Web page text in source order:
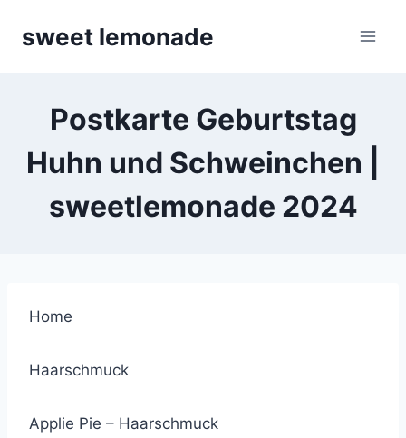
sweet lemonade
Postkarte Geburtstag
Huhn und Schweinchen |
sweetlemonade 2024
Home
Haarschmuck
Applie Pie – Haarschmuck